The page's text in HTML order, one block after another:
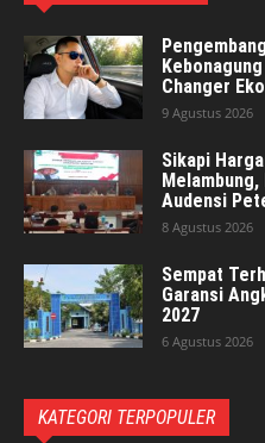
Changer
9 Agustus 2026
Sikapi
Audensi
8 Agustus 2026
Sempat
Garansi
2027
6 Agustus 2026
KATEGORI TERPOPULER